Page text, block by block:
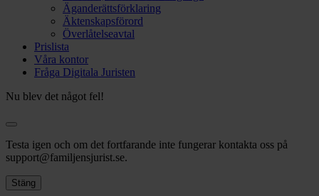
Äganderättsförklaring
Äktenskapsförord
Överlåtelseavtal
Prislista
Våra kontor
Fråga Digitala Juristen
Nu blev det något fel!
Testa igen och om det fortfarande inte fungerar kontakta oss på
support@familjensjurist.se.
Stäng